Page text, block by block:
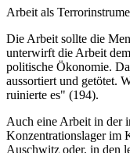
Arbeit als
Die Arbeit sollte die
unterwirft die Arbeit
politische Ökonomie.
aussortiert und getötet.
ruinierte es" (194).
Auch eine Arbeit in der
Konzentrationslager im
Auschwitz oder, in den